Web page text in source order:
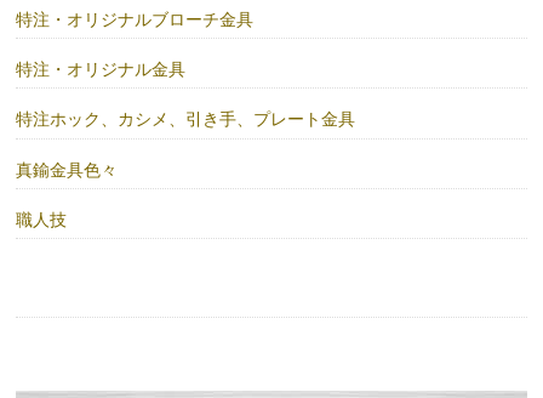
特注・オリジナルブローチ金具
特注・オリジナル金具
特注ホック、カシメ、引き手、プレート金具
真鍮金具色々
職人技